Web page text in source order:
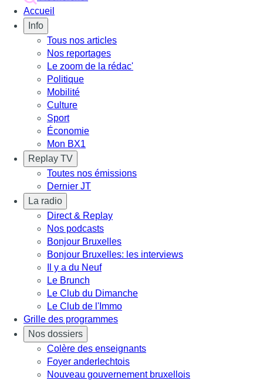
Accueil
Info
Tous nos articles
Nos reportages
Le zoom de la rédac'
Politique
Mobilité
Culture
Sport
Économie
Mon BX1
Replay TV
Toutes nos émissions
Dernier JT
La radio
Direct & Replay
Nos podcasts
Bonjour Bruxelles
Bonjour Bruxelles: les interviews
Il y a du Neuf
Le Brunch
Le Club du Dimanche
Le Club de l'Immo
Grille des programmes
Nos dossiers
Colère des enseignants
Foyer anderlechtois
Nouveau gouvernement bruxellois